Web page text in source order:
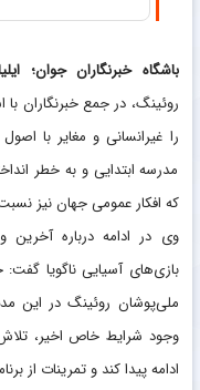
باشگاه خبرنگاران جوان؛
روئینگ، در جمع خبرنگاران
را غیرانسانی و مغایر با
مدرسه ابتدایی و به خطر
که افکار عمومی جهان نیز
وی در ادامه درباره
ملی‌پوشان روئینگ در این
وجود شرایط خاص اخیر، تلاش
ادامه پیدا کند و تمرینات از